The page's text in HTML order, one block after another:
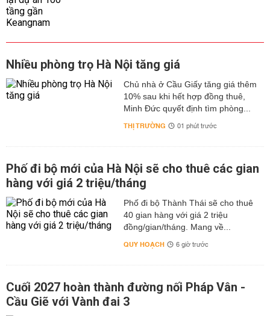
Nhiều phòng trọ Hà Nội tăng giá
Chủ nhà ở Cầu Giấy tăng giá thêm
10% sau khi hết hợp đồng thuê,
Minh Đức quyết định tìm phòng...
THỊ TRƯỜNG 01 phút trước
Phố đi bộ mới của Hà Nội sẽ cho thuê các gian
hàng với giá 2 triệu/tháng
Phố đi bộ Thành Thái sẽ cho thuê
40 gian hàng với giá 2 triệu
đồng/gian/tháng. Mang về...
QUY HOẠCH 6 giờ trước
Cuối 2027 hoàn thành đường nối Pháp Vân -
Cầu Giẽ với Vành đai 3